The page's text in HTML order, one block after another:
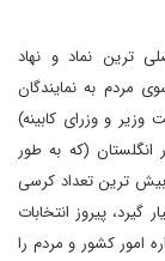
ترین نماد و نهاد
مردم به نمایندگان
و وزرای کابینه)
(که به طور
ترین تعداد کرسی
گیرد، پیروز انتخابات
امور کشور و مردم را